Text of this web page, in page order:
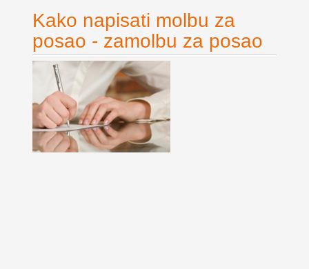
Kako napisati molbu za
posao - zamolbu za posao